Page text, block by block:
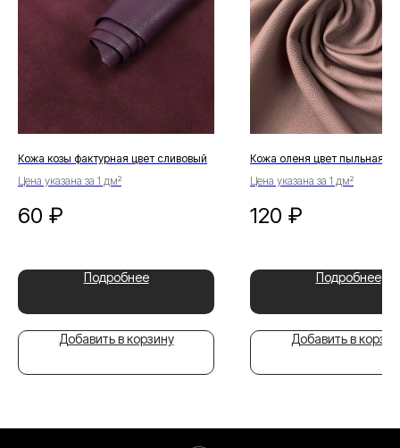
Кожа козы фактурная цвет сливовый
Цена указана за 1 дм²
60 ₽
Подробнее
Добавить в корзину
Кожа оленя цвет пыльная
Цена указана за 1 дм²
120 ₽
Подробнее
Добавить в